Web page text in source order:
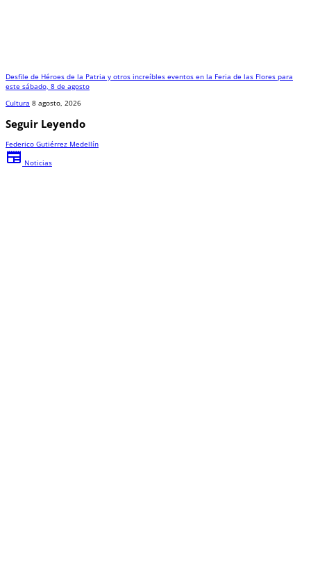
Desfile de Héroes de la Patria y otros increíbles eventos en la Feria de las Flores para
este sábado, 8 de agosto
Cultura 8 agosto, 2026
Seguir Leyendo
Federico Gutiérrez Medellín
newspaper Noticias